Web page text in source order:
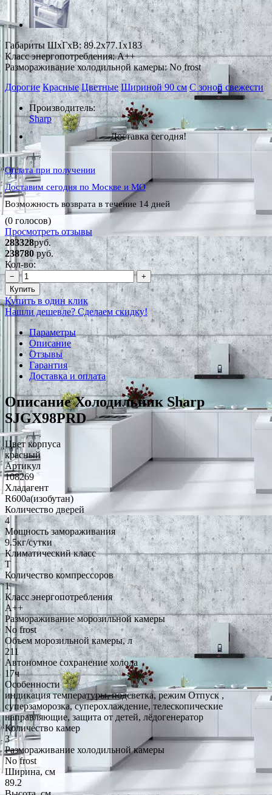
Габариты ШxГxВ: 89.2x77.1x183
Класс энергопотребления: A++
Размораживание холодильной камеры: No frost
Дорогие Красные Цветные Шириной 90 см С зоной свежести
Производитель:
Sharp
Доставка сегодня!
Оплата при получении
Доставим сегодня по Москве и МО
Возможность возврата в течение 14 дней
(0 голосов)
Просмотреть отзывы
283328руб.
238780руб.
Кол-во:
−
+
Купить
Купить в один клик
Нашли дешевле? Сделаем скидку!
Параметры
Описание
Отзывы
Гарантия
Доставка и оплата
Описание Холодильник Sharp
SJGX98PRD
Цвет корпуса
красный
Артикул
108269
Хладагент
R600a(изобутан)
Количество дверей
4
Мощность замораживания
9.5кг/сутки
Климатический класс
T
Количество компрессоров
1
Класс энергопотребления
A++
Размораживание морозильной камеры
No frost
Объем морозильной камеры, л
211
Автономное сохранение холода
17ч
Особенности
индикация температуры, подсветка, режим Отпуск ,
суперзаморозка, суперохлаждение, телескопические
направляющие, защита от детей, лёдогенератор
Количество камер
3
Размораживание холодильной камеры
No frost
Ширина, см
89.2